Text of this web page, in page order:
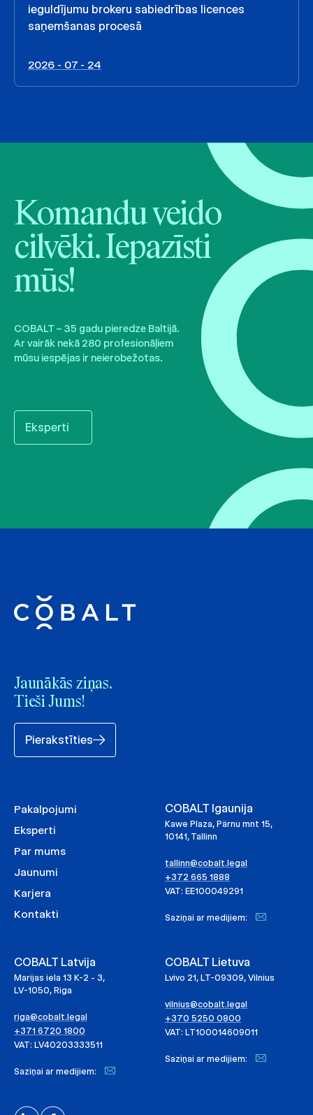
ieguldījumu brokeru sabiedrības licences
saņemšanas procesā
2026 - 07 - 24
Komandu veido
cilvēki. Iepazīsti
mūs!
COBALT – 35 gadu pieredze Baltijā.
Ar vairāk nekā 280 profesionāļiem
mūsu iespējas ir neierobežotas.
Eksperti
Jaunākās ziņas.
Tieši Jums!
Pierakstīties
Pakalpojumi
Eksperti
Par mums
Jaunumi
Karjera
Kontakti
COBALT Igaunija
Kawe Plaza, Pärnu mnt 15,
10141, Tallinn
tallinn@cobalt.legal
+372 665 1888
VAT: EE100049291
Saziņai ar medijiem:
COBALT Latvija
Marijas iela 13 K-2 - 3,
LV-1050, Riga
riga@cobalt.legal
+371 6720 1800
VAT: LV40203333511
Saziņai ar medijiem:
COBALT Lietuva
Lvivo 21, LT-09309, Vilnius
vilnius@cobalt.legal
+370 5250 0800
VAT: LT100014609011
Saziņai ar medijiem: